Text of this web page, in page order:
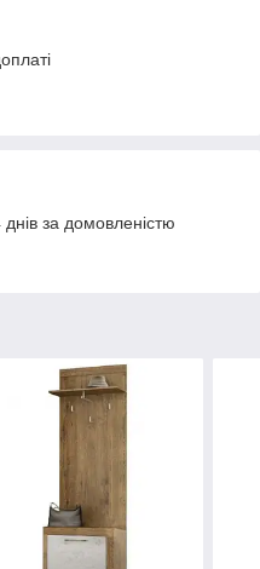
за домовленістю